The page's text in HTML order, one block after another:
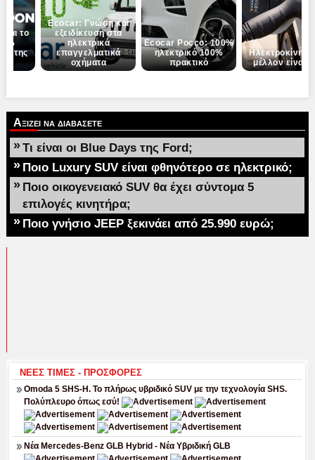
το
της
Ecocar: Γνώση και
εξειδίκευση στα
ηλεκτρικά
επαγγελματικά
οχήματα
Ecocar Pocco: 100%
ηλεκτρικό 100%
πρακτικό
μέλλον είναι
Previous Next
Αξιζει να διαβασετε
» Τι είναι οι Blue Days της Ford;
» Ποιο Luxury SUV είναι φθηνότερο σε ηλεκτρικό;
» Ποιο οικογενειακό SUV θα έχει σύντομα 5
επιλογές κινητήρα;
» Ποιο γνήσιο JEEP ξεκινάει από 25.990 ευρώ;